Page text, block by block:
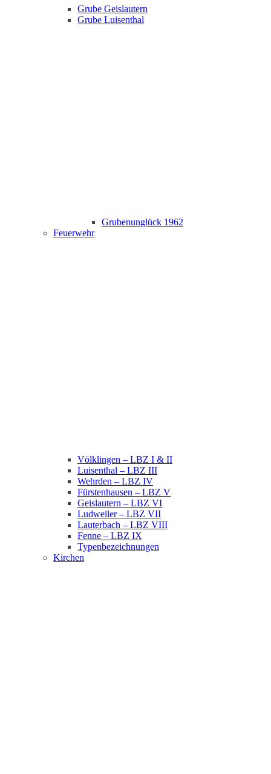
Grube Geislautern
Grube Luisenthal
Grubenunglück 1962
Feuerwehr
Völklingen – LBZ I & II
Luisenthal – LBZ III
Wehrden – LBZ IV
Fürstenhausen – LBZ V
Geislautern – LBZ VI
Ludweiler – LBZ VII
Lauterbach – LBZ VIII
Fenne – LBZ IX
Typenbezeichnungen
Kirchen